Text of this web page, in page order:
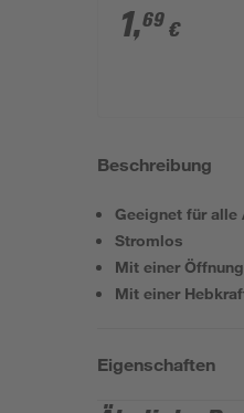
1,69 €
Beschreibung
Geeignet für alle
Stromlos
Mit einer
Mit einer
Eigenschaften